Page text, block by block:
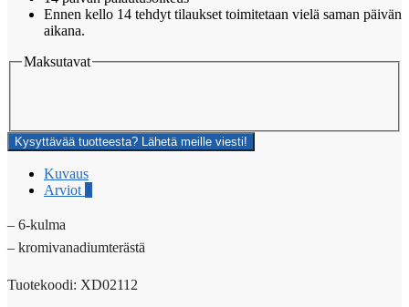
Ennen kello 14 tehdyt tilaukset toimitetaan vielä saman päivän
aikana.
Maksutavat
Kysyttävää tuotteesta? Lähetä meille viesti!
Kuvaus
Arviot 0
– 6-kulma
– kromivanadiumterästä
Tuotekoodi: XD02112